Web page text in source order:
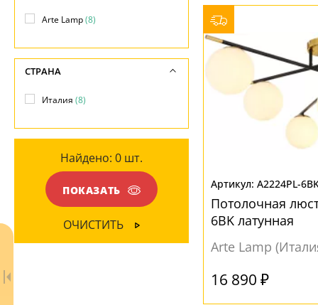
A2224PL-
Потолочная
6BK латунная
Arte Lamp
16 890 ₽
Прозрачный(5)
Вниз(6)
МАТЕРИАЛ
Стекло(2)
Arte Lamp(8)
СТРАНА
Италия (8)
Найдено: 0 шт.
ПОКАЗАТЬ
ОЧИСТИТЬ